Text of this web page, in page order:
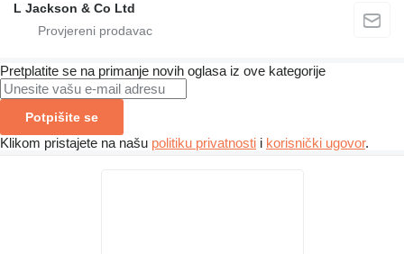
L Jackson & Co Ltd
Pretplatite se na primanje novih oglasa iz ove kategorije
Potpišite se
Klikom pristajete na našu politiku privatnosti i korisnički ugovor.